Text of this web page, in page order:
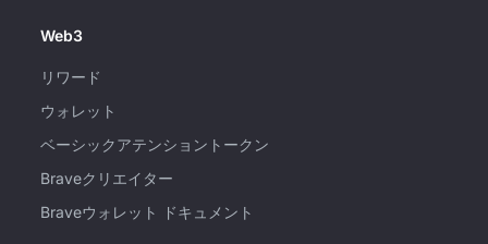
Web3
リワード
ウォレット
ベーシックアテンショントークン
Braveクリエイター
Braveウォレット ドキュメント